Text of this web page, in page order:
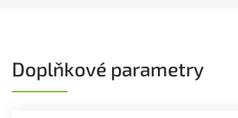
Doplňkové parametry